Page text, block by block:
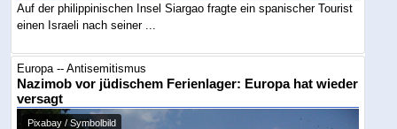
Auf der philippinischen Insel Siargao fragte ein spanischer Tourist
einen Israeli nach seiner ...
Europa -- Antisemitismus
Nazimob vor jüdischem Ferienlager: Europa hat wieder
versagt
Pixabay / Symbolbild